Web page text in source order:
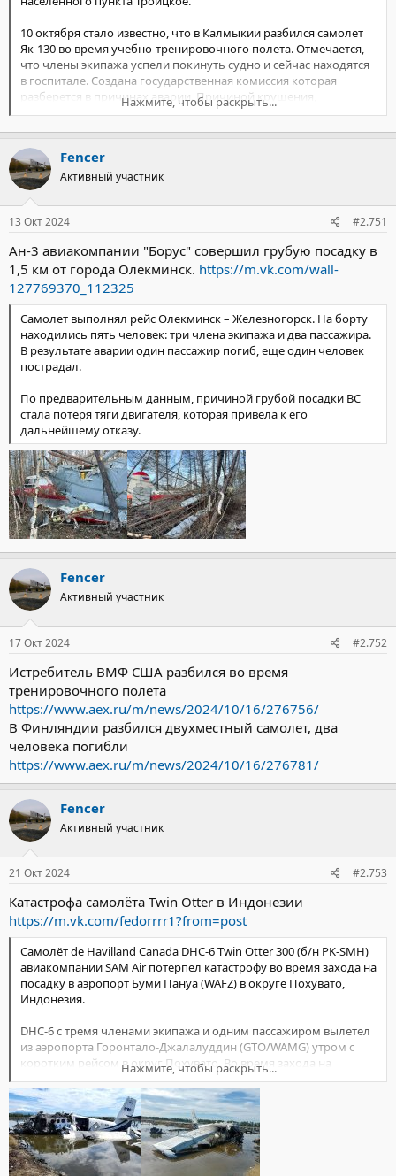
10 октября стало известно, что в Калмыкии разбился самолет
Як-130 во время учебно-тренировочного полета. Отмечается,
что члены экипажа успели покинуть судно и сейчас находятся
в госпитале. Создана государственная комиссия которая
разберется в причинах аварии. Причиной крушения,
предварительно, стал отказ авиационной техники.
Изначально Telegram-канал «Волгоград №1» сообщал, что
воздушное судно потерпело крушение в Волгоградской
области, но позже стало известно, что происшествие
произошло в Калмыкии.
Нажмите, чтобы раскрыть...
Fencer
Активный участник
13 Окт 2024 #2.751
Ан-3 авиакомпании "Борус" совершил грубую посадку в
1,5 км от города Олекминск. https://m.vk.com/wall-
127769370_112325
Самолет выполнял рейс Олекминск – Железногорск. На борту
находились пять человек: три члена экипажа и два пассажира.
В результате аварии один пассажир погиб, еще один человек
пострадал.
По предварительным данным, причиной грубой посадки ВС
стала потеря тяги двигателя, которая привела к его
дальнейшему отказу.
Fencer
Активный участник
17 Окт 2024 #2.752
Истребитель ВМФ США разбился во время
тренировочного полета
https://www.aex.ru/m/news/2024/10/16/276756/
В Финляндии разбился двухместный самолет, два
человека погибли
https://www.aex.ru/m/news/2024/10/16/276781/
Fencer
Активный участник
21 Окт 2024 #2.753
Катастрофа самолёта Twin Otter в Индонезии
https://m.vk.com/fedorrrr1?from=post
Самолёт de Havilland Canada DHC-6 Twin Otter 300 (б/н PK-SMH)
авиакомпании SAM Air потерпел катастрофу во время захода на
посадку в аэропорт Буми Пануа (WAFZ) в округе Похувато,
Индонезия.
DHC-6 с тремя членами экипажа и одним пассажиром вылетел
из аэропорта Горонтало-Джалалуддин (GTO/WAMG) утром с
коротким рейсом в округ Похувато. Во время захода на
посадку самолёт упал в рисовое поле неподалеку от взлетно-
посадочной полосы. Все четыре человека на борту погибли.
Нажмите, чтобы раскрыть...